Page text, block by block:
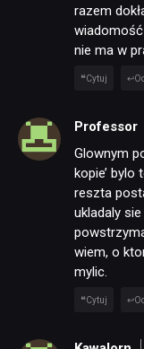
razem
nie ma w
Cytuj
Professor
Glownym
kopie’ bylo
reszta
ukladaly
wiem, o
mylic.
Cytuj